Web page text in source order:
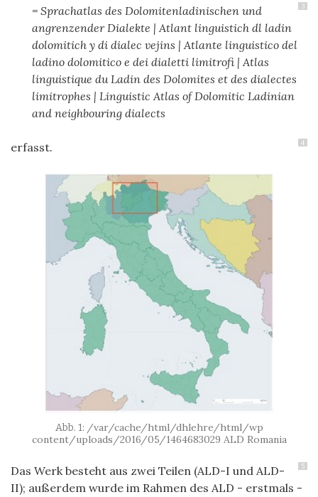
3
= Sprachatlas des Dolomitenladinischen und
angrenzender Dialekte | Atlant linguistich dl ladin
dolomitich y di dialec vejins |Atlante linguistico del
ladino dolomitico e dei dialetti limitrofi | Atlas
linguistique du Ladin des Dolomites et des dialectes
limitrophes | Linguistic Atlas of Dolomitic Ladinian
and neighbouring dialects
4
erfasst.
/var/cache/html/dhlehre/html/wp
content/uploads/2016/05/1464683029 ALD Romania
5
Das Werk besteht aus zwei Teilen (ALD-I und ALD-
II); außerdem wurde im Rahmen des ALD - erstmals -